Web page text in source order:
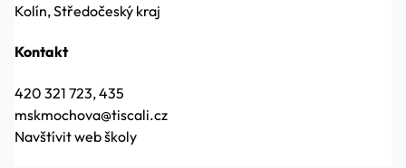
Kolín, Středočeský kraj
Kontakt
420 321 723, 435
mskmochova@tiscali.cz
Navštívit web školy